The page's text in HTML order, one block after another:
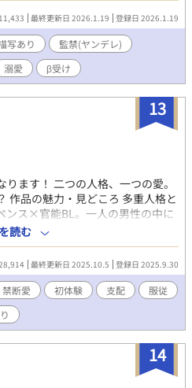
い補足（ネタバレ含む） 神崎と
た8歳の時に惚れて、その後ず
、ことりが見たのは、門馬は神
いた場面だった。 門真はもちろ
、傷つける目的でキスをした。
にことりに接触。相手がいること
は「卒業まで」であればまぁ許容
なるという将来の約束による余
りに接触したことを知ると、静か
る可能性を考えて手出しはしな
に監禁した後、約束通り門馬の
る門馬を、虫けらを見るような
「番の解消」は罪に問われる行為
故意に誘発したことを理由に、家
崎が、途中で思い出しているの
様子である。正直、2人の関係が拗
ろがあるので、その恨みもあっ
てことりが謝るところを見ると、
最終更新日 2026.1.19 登録日 2026.1.19
写あり
監禁(ヤンデレ)
溺愛 β受け
13
ます！ 二つの人格、一つの愛。
作品の魅力・見どころ 多重人格と
ンス×官能BL。一人の男性の中に
セラー蓮」と「危険な魅力のレ
って繰り広げる愛の三角関係。記
レイ、そして両方に惹かれてしま
れる。 ジャンル特徴・特色 心理
BL。古いアパートという閉鎖的
ラマ。多重人格・転生・霊的存在
と幻想の境界が曖昧になる幻想
トする官能描写と、深い心理描写
物 櫻井蓮（24歳）：穏やかで慈悲
落に悩む。 レイ：蓮の別人格。
配的。実は蓮の双子の兄で10歳で
読む
最終更新日 2025.10.5 登録日 2025.9.30
禁断愛 初体験 支配
服従
14